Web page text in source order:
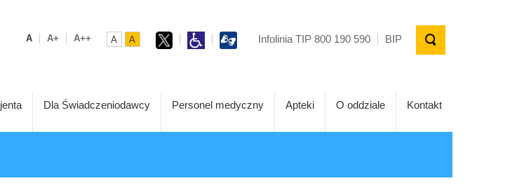
A A+ A++ A A Infolinia TIP 800 190 590 BIP
Dla Świadczeniodawcy Personel medyczny Apteki O oddziale Kontakt